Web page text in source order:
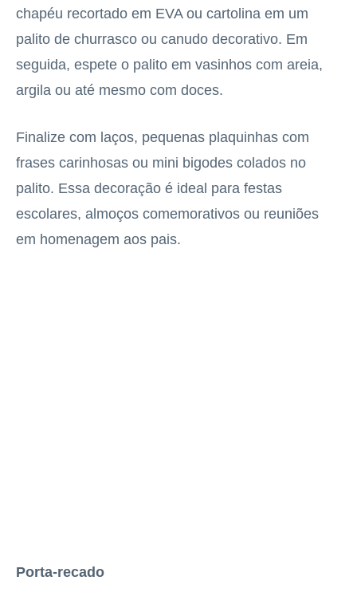
chapéu recortado em EVA ou cartolina em um
palito de churrasco ou canudo decorativo. Em
seguida, espete o palito em vasinhos com areia,
argila ou até mesmo com doces.
Finalize com laços, pequenas plaquinhas com
frases carinhosas ou mini bigodes colados no
palito. Essa decoração é ideal para festas
escolares, almoços comemorativos ou reuniões
em homenagem aos pais.
Porta-recado